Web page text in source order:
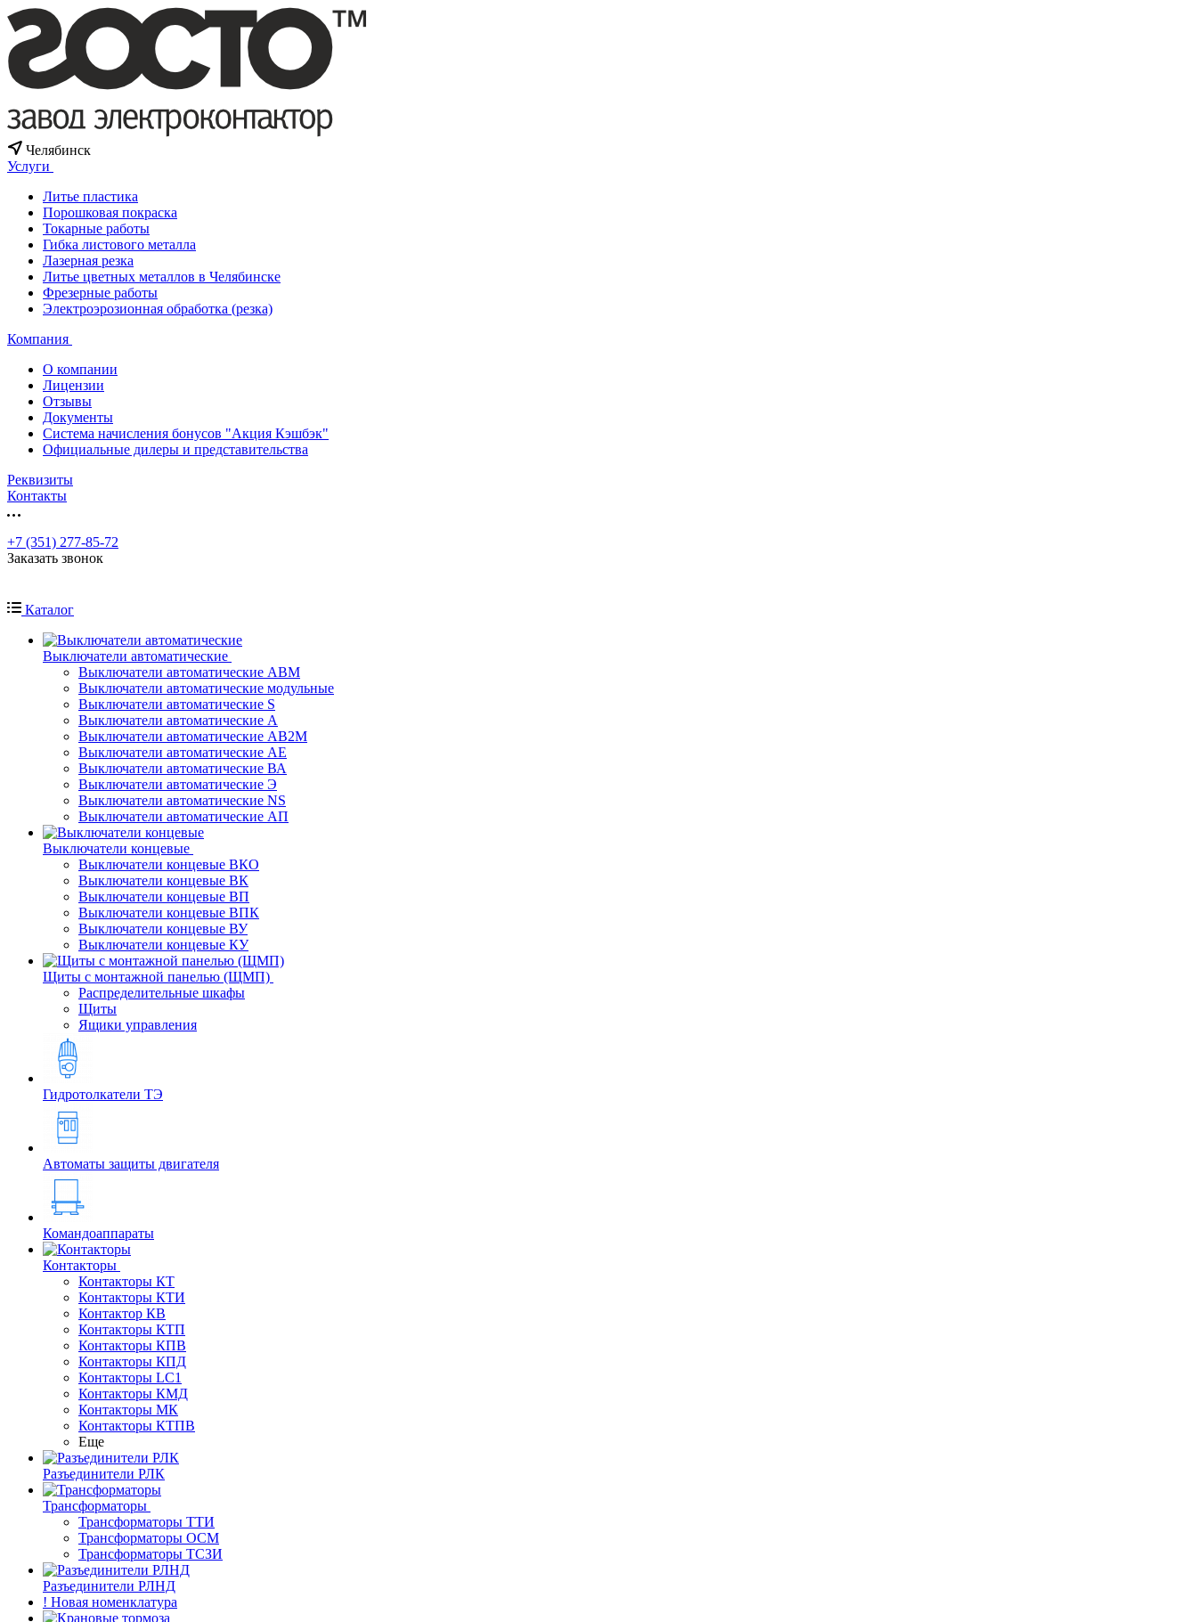
Челябинск
Услуги
Литье пластика
Порошковая покраска
Токарные работы
Гибка листового металла
Лазерная резка
Литье цветных металлов в Челябинске
Фрезерные работы
Электроэрозионная обработка (резка)
Компания
О компании
Лицензии
Отзывы
Документы
Система начисления бонусов "Акция Кэшбэк"
Официальные дилеры и представительства
Реквизиты
Контакты
+7 (351) 277-85-72
Заказать звонок
Каталог
Выключатели автоматические
Выключатели автоматические АВМ
Выключатели автоматические модульные
Выключатели автоматические S
Выключатели автоматические А
Выключатели автоматические АВ2М
Выключатели автоматические АЕ
Выключатели автоматические ВА
Выключатели автоматические Э
Выключатели автоматические NS
Выключатели автоматические АП
Выключатели концевые
Выключатели концевые ВКО
Выключатели концевые ВК
Выключатели концевые ВП
Выключатели концевые ВПК
Выключатели концевые ВУ
Выключатели концевые КУ
Щиты с монтажной панелью (ЩМП)
Распределительные шкафы
Щиты
Ящики управления
Гидротолкатели ТЭ
Автоматы защиты двигателя
Командоаппараты
Контакторы
Контакторы КТ
Контакторы КТИ
Контактор КВ
Контакторы КТП
Контакторы КПВ
Контакторы КПД
Контакторы LC1
Контакторы КМД
Контакторы МК
Контакторы КТПВ
Еще
Разъединители РЛК
Трансформаторы
Трансформаторы ТТИ
Трансформаторы ОСМ
Трансформаторы ТСЗИ
Разъединители РЛНД
! Новая номенклатура